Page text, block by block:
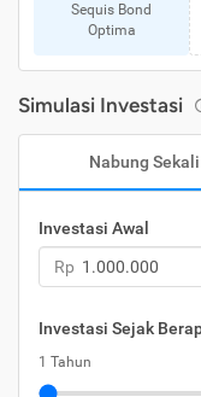
Sequis Bond
Optima
Simulasi Investasi
Nabung Sekali
Investasi Awal
Rp
Investasi Sejak
1 Tahun